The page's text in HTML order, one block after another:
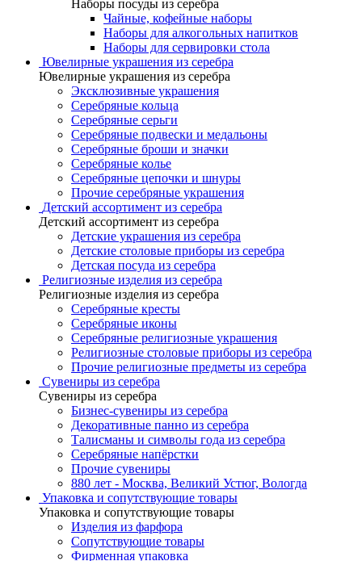
Наборы посуды из серебра
Чайные, кофейные наборы
Наборы для алкогольных напитков
Наборы для сервировки стола
Ювелирные украшения из серебра
Ювелирные украшения из серебра
Эксклюзивные украшения
Серебряные кольца
Серебряные серьги
Серебряные подвески и медальоны
Серебряные броши и значки
Серебряные колье
Серебряные цепочки и шнуры
Прочие серебряные украшения
Детский ассортимент из серебра
Детский ассортимент из серебра
Детские украшения из серебра
Детские столовые приборы из серебра
Детская посуда из серебра
Религиозные изделия из серебра
Религиозные изделия из серебра
Серебряные кресты
Серебряные иконы
Серебряные религиозные украшения
Религиозные столовые приборы из серебра
Прочие религиозные предметы из серебра
Сувениры из серебра
Сувениры из серебра
Бизнес-сувениры из серебра
Декоративные панно из серебра
Талисманы и символы года из серебра
Серебряные напёрстки
Прочие сувениры
880 лет - Москва, Великий Устюг, Вологда
Упаковка и сопутствующие товары
Упаковка и сопутствующие товары
Изделия из фарфора
Сопутствующие товары
Фирменная упаковка